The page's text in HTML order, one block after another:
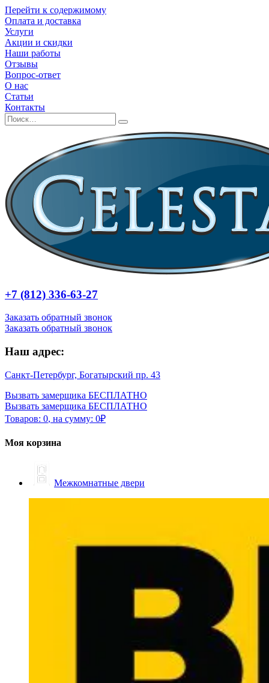
Перейти к содержимому
Оплата и доставка
Услуги
Акции и скидки
Наши работы
Отзывы
Вопрос-ответ
О нас
Статьи
Контакты
+7 (812) 336-63-27
Заказать обратный звонок
Заказать обратный звонок
Наш адрес:
Санкт-Петербург, Богатырский пр. 43
Вызвать замерщика БЕСПЛАТНО
Вызвать замерщика БЕСПЛАТНО
Товаров: 0, на сумму: 0₽
Моя корзина
Межкомнатные двери